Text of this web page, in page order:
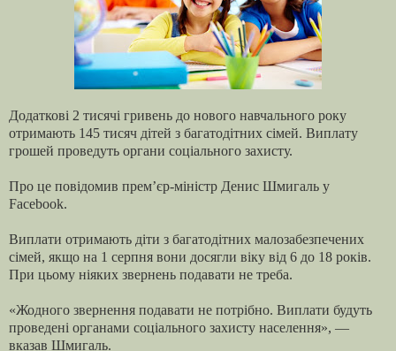
Додаткові 2 тисячі гривень до нового навчального року
отримають 145 тисяч дітей з багатодітних сімей. Виплату
грошей проведуть органи соціального захисту.
Про це повідомив прем’єр-міністр Денис Шмигаль у
Facebook.
Виплати отримають діти з багатодітних малозабезпечених
сімей, якщо на 1 серпня вони досягли віку від 6 до 18 років.
При цьому ніяких звернень подавати не треба.
«Жодного звернення подавати не потрібно. Виплати будуть
проведені органами соціального захисту населення», —
вказав Шмигаль.